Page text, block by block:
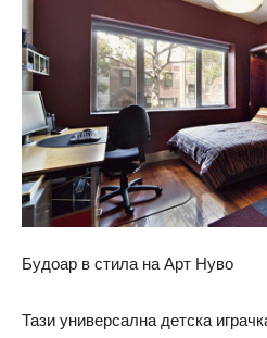
Будоар в стила на Арт Нуво
Тази универсална детска